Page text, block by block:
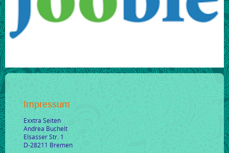
Impressum
Exxtra Seiten
Andrea Buchelt
Elsasser Str. 1
D-28211 Bremen